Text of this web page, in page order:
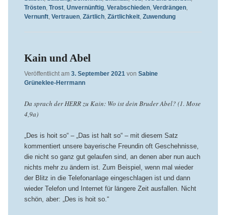
Trösten, Trost, Unvernünftig, Verabschieden, Verdrängen,
Vernunft, Vertrauen, Zärtlich, Zärtlichkeit, Zuwendung
Kain und Abel
Veröffentlicht am 3. September 2021 von Sabine
Grüneklee-Herrmann
Da sprach der HERR zu Kain: Wo ist dein Bruder Abel? (1. Mose
4,9a)
„Des is hoit so“ – „Das ist halt so“ – mit diesem Satz
kommentiert unsere bayerische Freundin oft Geschehnisse,
die nicht so ganz gut gelaufen sind, an denen aber nun auch
nichts mehr zu ändern ist. Zum Beispiel, wenn mal wieder
der Blitz in die Telefonanlage eingeschlagen ist und dann
wieder Telefon und Internet für längere Zeit ausfallen. Nicht
schön, aber: „Des is hoit so.“